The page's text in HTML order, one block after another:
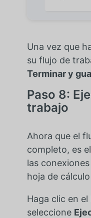
Una vez que
su flujo de
Terminar y
Paso 8:
trabajo
Ahora que el
completo, es
las
hoja de
Haga clic en
seleccione